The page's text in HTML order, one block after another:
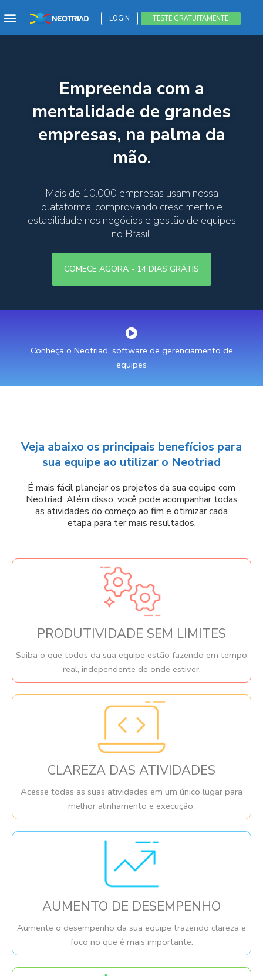
Menu LOGIN TESTE GRATUITAMENTE
Empreenda com a
mentalidade de grandes
empresas, na palma da
mão.
Mais de 10.000 empresas usam nossa
plataforma, comprovando crescimento e
estabilidade nos negócios e gestão de equipes
no Brasil!
COMECE AGORA - 14 DIAS GRÁTIS
Conheça o Neotriad, software de gerenciamento de
equipes
Veja abaixo os principais benefícios para
sua equipe ao utilizar o Neotriad
É mais fácil planejar os projetos da sua equipe com
Neotriad. Além disso, você pode acompanhar todas
as atividades do começo ao fim e otimizar cada
etapa para ter mais resultados.
PRODUTIVIDADE SEM LIMITES
Saiba o que todos da sua equipe estão fazendo em tempo
real, independente de onde estiver.
CLAREZA DAS ATIVIDADES
Acesse todas as suas atividades em um único lugar para
melhor alinhamento e execução.
AUMENTO DE DESEMPENHO
Aumente o desempenho da sua equipe trazendo clareza e
foco no que é mais importante.